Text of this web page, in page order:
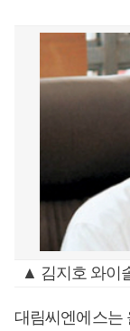
▲ 김지호 와이
대림씨엔에스는